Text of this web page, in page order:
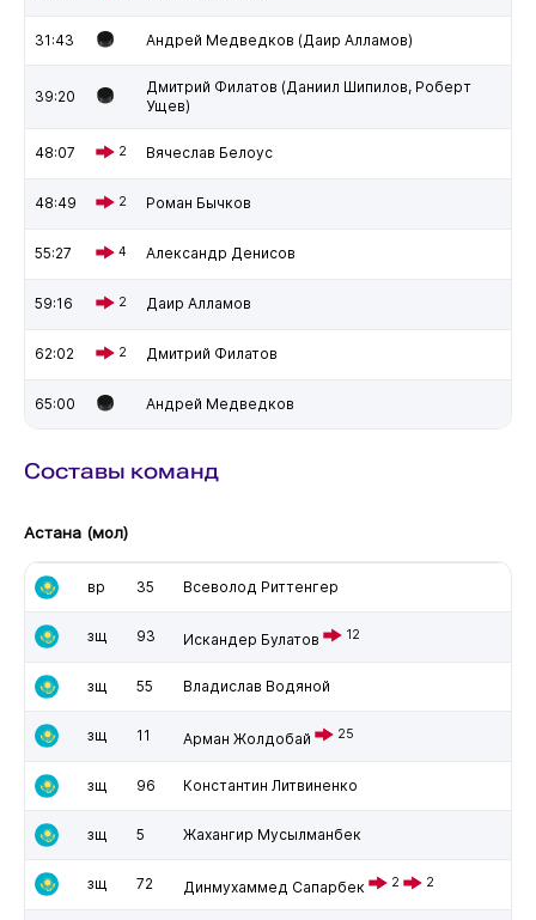
31:43 Андрей Медведков (Даир Алламов)
39:20
Дмитрий Филатов (Даниил Шипилов, Роберт
Ущев)
48:07 2 Вячеслав Белоус
48:49 2 Роман Бычков
55:27 4 Александр Денисов
59:16 2 Даир Алламов
62:02 2 Дмитрий Филатов
65:00 Андрей Медведков
Составы команд
Астана (мол)
вр 35 Всеволод Риттенгер
зщ 93 Искандер Булатов 12
зщ 55 Владислав Водяной
зщ 11 Арман Жолдобай 25
зщ 96 Константин Литвиненко
зщ 5 Жахангир Мусылманбек
зщ 72 Динмухаммед Сапарбек 2 2